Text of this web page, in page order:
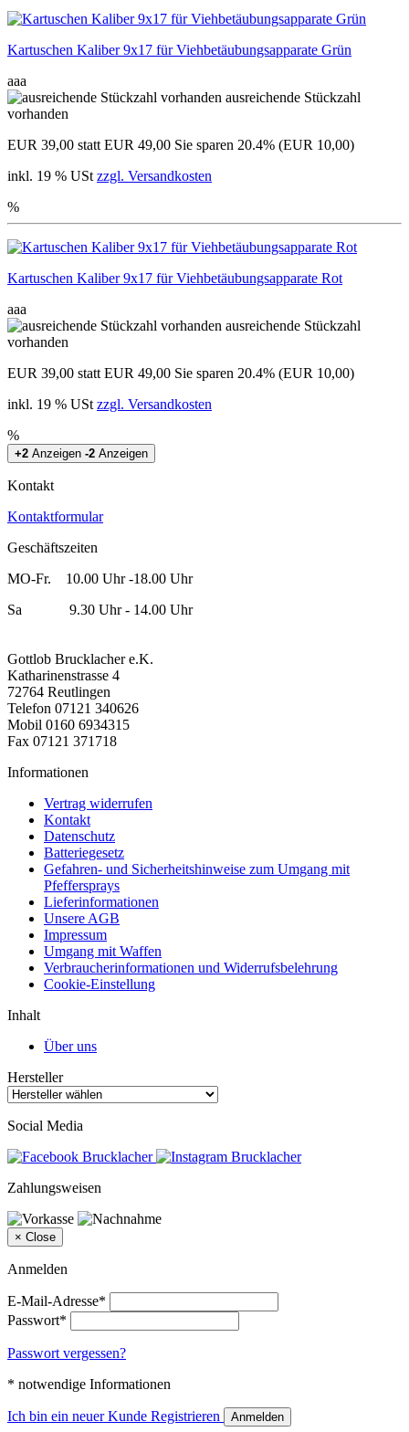
Kartuschen Kaliber 9x17 für Viehbetäubungsapparate Grün
aaa
ausreichende Stückzahl
vorhanden
EUR 39,00 statt EUR 49,00 Sie sparen 20.4% (EUR 10,00)
inkl. 19 % USt zzgl. Versandkosten
%
Kartuschen Kaliber 9x17 für Viehbetäubungsapparate Rot
aaa
ausreichende Stückzahl
vorhanden
EUR 39,00 statt EUR 49,00 Sie sparen 20.4% (EUR 10,00)
inkl. 19 % USt zzgl. Versandkosten
%
+2 Anzeigen -2 Anzeigen
Kontakt
Kontaktformular
Geschäftszeiten
MO-Fr. 10.00 Uhr -18.00 Uhr
Sa 9.30 Uhr - 14.00 Uhr
Gottlob Brucklacher e.K.
Katharinenstrasse 4
72764 Reutlingen
Telefon 07121 340626
Mobil 0160 6934315
Fax 07121 371718
Informationen
Vertrag widerrufen
Kontakt
Datenschutz
Batteriegesetz
Gefahren- und Sicherheitshinweise zum Umgang mit
Pfeffersprays
Lieferinformationen
Unsere AGB
Impressum
Umgang mit Waffen
Verbraucherinformationen und Widerrufsbelehrung
Cookie-Einstellung
Inhalt
Über uns
Hersteller
Social Media
Zahlungsweisen
× Close
Anmelden
E-Mail-Adresse*
Passwort*
Passwort vergessen?
* notwendige Informationen
Ich bin ein neuer Kunde Registrieren Anmelden